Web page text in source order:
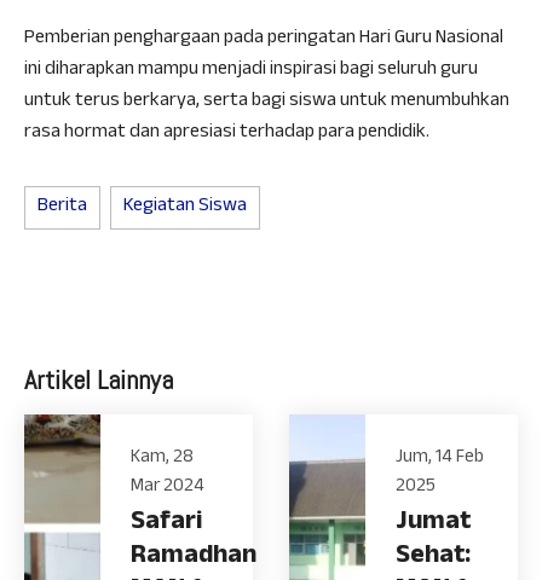
Pemberian penghargaan pada peringatan Hari Guru Nasional
ini diharapkan mampu menjadi inspirasi bagi seluruh guru
untuk terus berkarya, serta bagi siswa untuk menumbuhkan
rasa hormat dan apresiasi terhadap para pendidik.
Berita Kegiatan Siswa
Artikel Lainnya
Kam, 28
Mar 2024
Safari
Ramadhan
Jum, 14 Feb
2025
Jumat
Sehat: